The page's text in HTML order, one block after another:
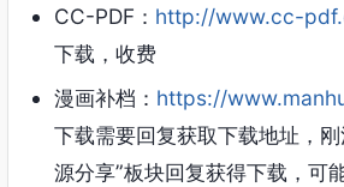
CC-PDF： http://www.cc-
下载，收费
漫画补档： https://
下载需要回复获取下载地址，
源分享”板块回复获得下载，可